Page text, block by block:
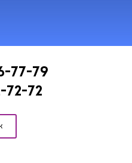
77-79
72-72